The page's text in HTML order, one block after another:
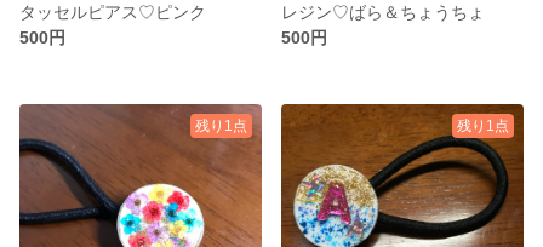
タッセルピアス♡ピンク
500円
レジン♡ばら＆ちょうちょ
500円
残り1点 残り1点